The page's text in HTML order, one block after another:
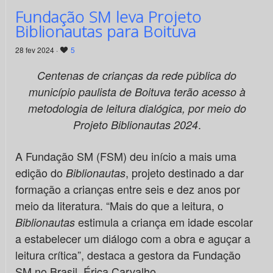
Fundação SM leva Projeto
Biblionautas para Boituva
28 fev 2024 · 5
Centenas de crianças da rede pública do
município paulista de Boituva terão acesso à
metodologia de leitura dialógica, por meio do
Projeto Biblionautas 2024.
A Fundação SM (FSM) deu início a mais uma
edição do Biblionautas, projeto destinado a dar
formação a crianças entre seis e dez anos por
meio da literatura. “Mais do que a leitura, o
Biblionautasestimula a criança em idade escolar
a estabelecer um diálogo com a obra e aguçar a
leitura crítica”, destaca a gestora da Fundação